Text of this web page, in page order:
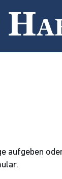
aufgeben